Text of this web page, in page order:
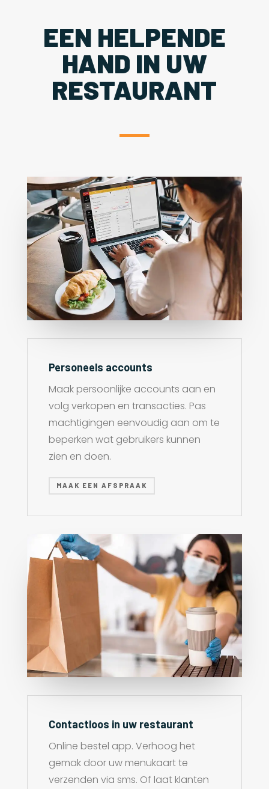
EEN HELPENDE
HAND IN UW
RESTAURANT
Personeels accounts
Maak persoonlijke accounts aan en
volg verkopen en transacties. Pas
machtigingen eenvoudig aan om te
beperken wat gebruikers kunnen
zien en doen.
MAAK EEN AFSPRAAK
Contactloos in uw restaurant
Online bestel app. Verhoog het
gemak door uw menukaart te
verzenden via sms. Of laat klanten